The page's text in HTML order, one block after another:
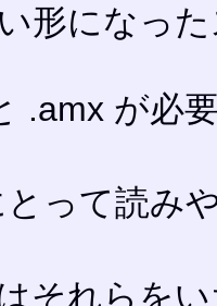
形になっ
.amx が必
って読み
それらを